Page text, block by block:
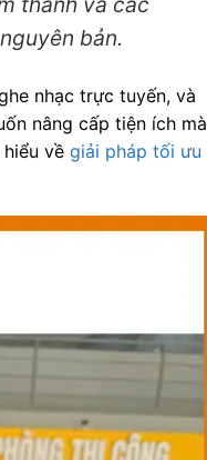
bản.
nhạc trực tuyến, và
nâng cấp tiện ích mà
về giải pháp tối ưu